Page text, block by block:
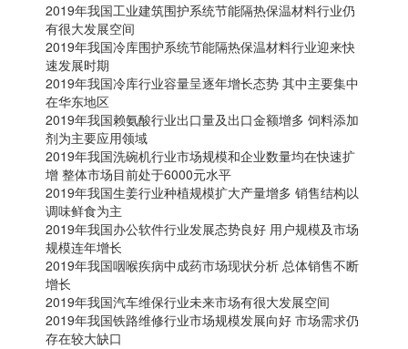
2019年我国工业建筑围护系统节能隔热保温材料行业仍
有很大发展空间
2019年我国冷库围护系统节能隔热保温材料行业迎来快
速发展时期
2019年我国冷库行业容量呈逐年增长态势 其中主要集中
在华东地区
2019年我国赖氨酸行业出口量及出口金额增多 饲料添加
剂为主要应用领域
2019年我国洗碗机行业市场规模和企业数量均在快速扩
增 整体市场目前处于6000元水平
2019年我国生姜行业种植规模扩大产量增多 销售结构以
调味鲜食为主
2019年我国办公软件行业发展态势良好 用户规模及市场
规模连年增长
2019年我国咽喉疾病中成药市场现状分析 总体销售不断
增长
2019年我国汽车维保行业未来市场有很大发展空间
2019年我国铁路维修行业市场规模发展向好 市场需求仍
存在较大缺口